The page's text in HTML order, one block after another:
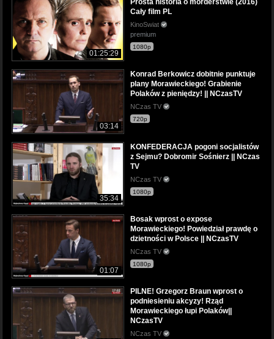
01:25:29
Prosta historia o morderstwie (2016)
Cały film PL
KinoSwiat
premium
1080p
03:14
Konrad Berkowicz dobitnie punktuje
plany Morawieckiego! Grabienie
Polaków z pieniędzy! || NCzasTV
NCzas TV
720p
35:34
KONFEDERACJA pogoni socjalistów
z Sejmu? Dobromir Sośnierz || NCzas
TV
NCzas TV
1080p
01:07
Bosak wprost o expose
Morawieckiego! Powiedział prawdę o
dzietności w Polsce || NCzasTV
NCzas TV
1080p
PILNE! Grzegorz Braun wprost o
podniesieniu akcyzy! Rząd
Morawieckiego łupi Polaków||
NCzasTV
NCzas TV